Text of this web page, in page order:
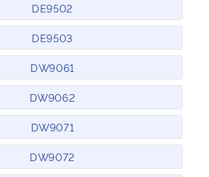
DE9502
DE9503
DW9061
DW9062
DW9071
DW9072